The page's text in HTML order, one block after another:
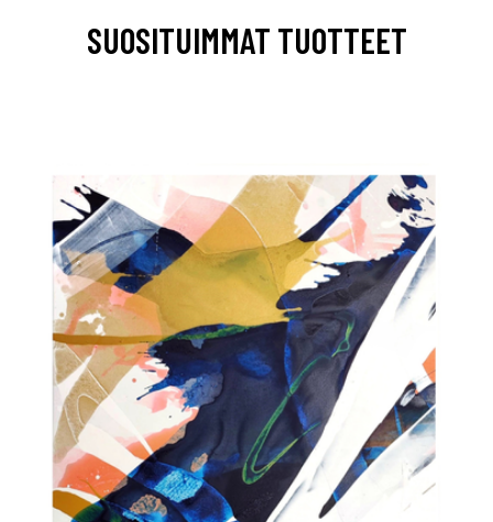
SUOSITUIMMAT TUOTTEET